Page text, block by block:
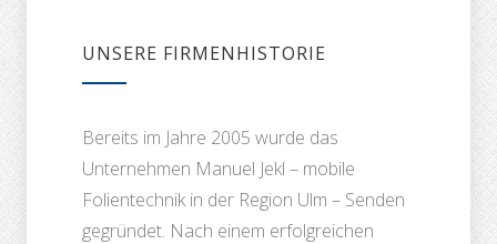
UNSERE FIRMENHISTORIE
Bereits im Jahre 2005 wurde das
Unternehmen Manuel Jekl – mobile
Folientechnik in der Region Ulm – Senden
gegründet. Nach einem erfolgreichen